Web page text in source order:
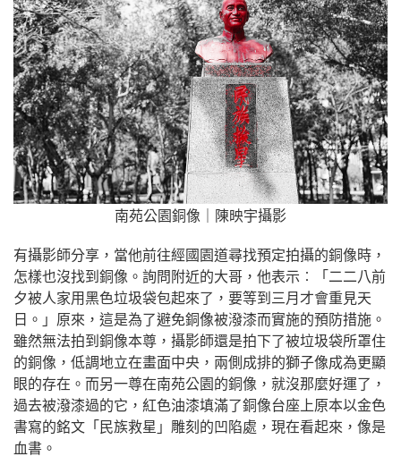
南苑公園銅像｜陳映宇攝影
有攝影師分享，當他前往經國園道尋找預定拍攝的銅像時，
怎樣也沒找到銅像。詢問附近的大哥，他表示︰「二二八前
夕被人家用黑色垃圾袋包起來了，要等到三月才會重見天
日。」原來，這是為了避免銅像被潑漆而實施的預防措施。
雖然無法拍到銅像本尊，攝影師還是拍下了被垃圾袋所罩住
的銅像，低調地立在畫面中央，兩側成排的獅子像成為更顯
眼的存在。而另一尊在南苑公園的銅像，就沒那麼好運了，
過去被潑漆過的它，紅色油漆填滿了銅像台座上原本以金色
書寫的銘文「民族救星」雕刻的凹陷處，現在看起來，像是
血書。